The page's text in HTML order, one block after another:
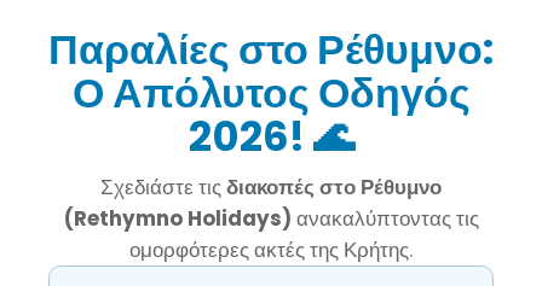
📞 Επικοινωνία
© 2026 Explorer Rethymno - Οδηγός για το Ρέθυμνο |
Παραλίες στο Ρέθυμνο:
Ο Απόλυτος Οδηγός
2026! 🌊
Σχεδιάστε τιςδιακοπές στο Ρέθυμνο
(Rethymno Holidays) ανακαλύπτοντας τις
ομορφότερες ακτές της Κρήτης.